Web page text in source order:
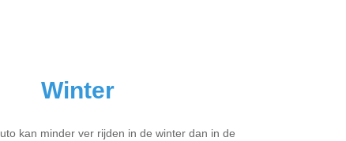
Winter
kan minder ver rijden in de winter dan in de